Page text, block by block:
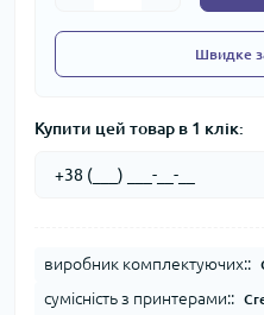
Швидке
Купити цей товар в 1 клік:
виробник комплектуючих::
сумісність з принтерами::